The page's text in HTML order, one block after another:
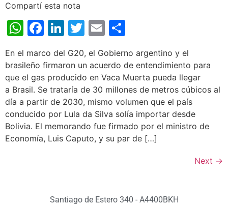
Compartí esta nota
WhatsApp
Facebook
LinkedIn
Twitter
Email
En el marco del G20, el Gobierno argentino y el
brasileño firmaron un acuerdo de entendimiento para
que el gas producido en Vaca Muerta pueda llegar
a Brasil. Se trataría de 30 millones de metros cúbicos al
día a partir de 2030, mismo volumen que el país
conducido por Lula da Silva solía importar desde
Bolivia. El memorando fue firmado por el ministro de
Economía, Luis Caputo, y su par de […]
Next →
Santiago de Estero 340 - A4400BKH